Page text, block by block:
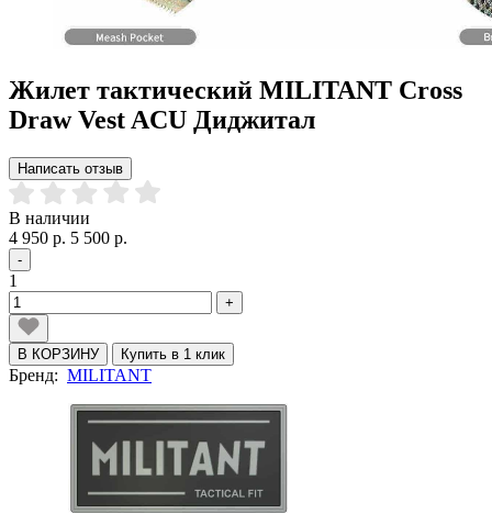
Жилет тактический MILITANT Cross
Draw Vest ACU Диджитал
Написать отзыв
В наличии
4 950 р. 5 500 р.
-
1
+
В КОРЗИНУ Купить в 1 клик
Бренд: MILITANT